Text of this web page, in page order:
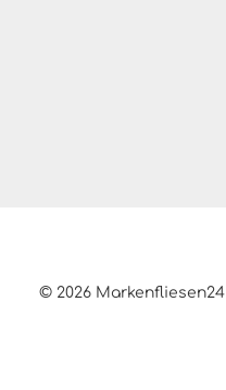
© 2026 Markenfliesen24